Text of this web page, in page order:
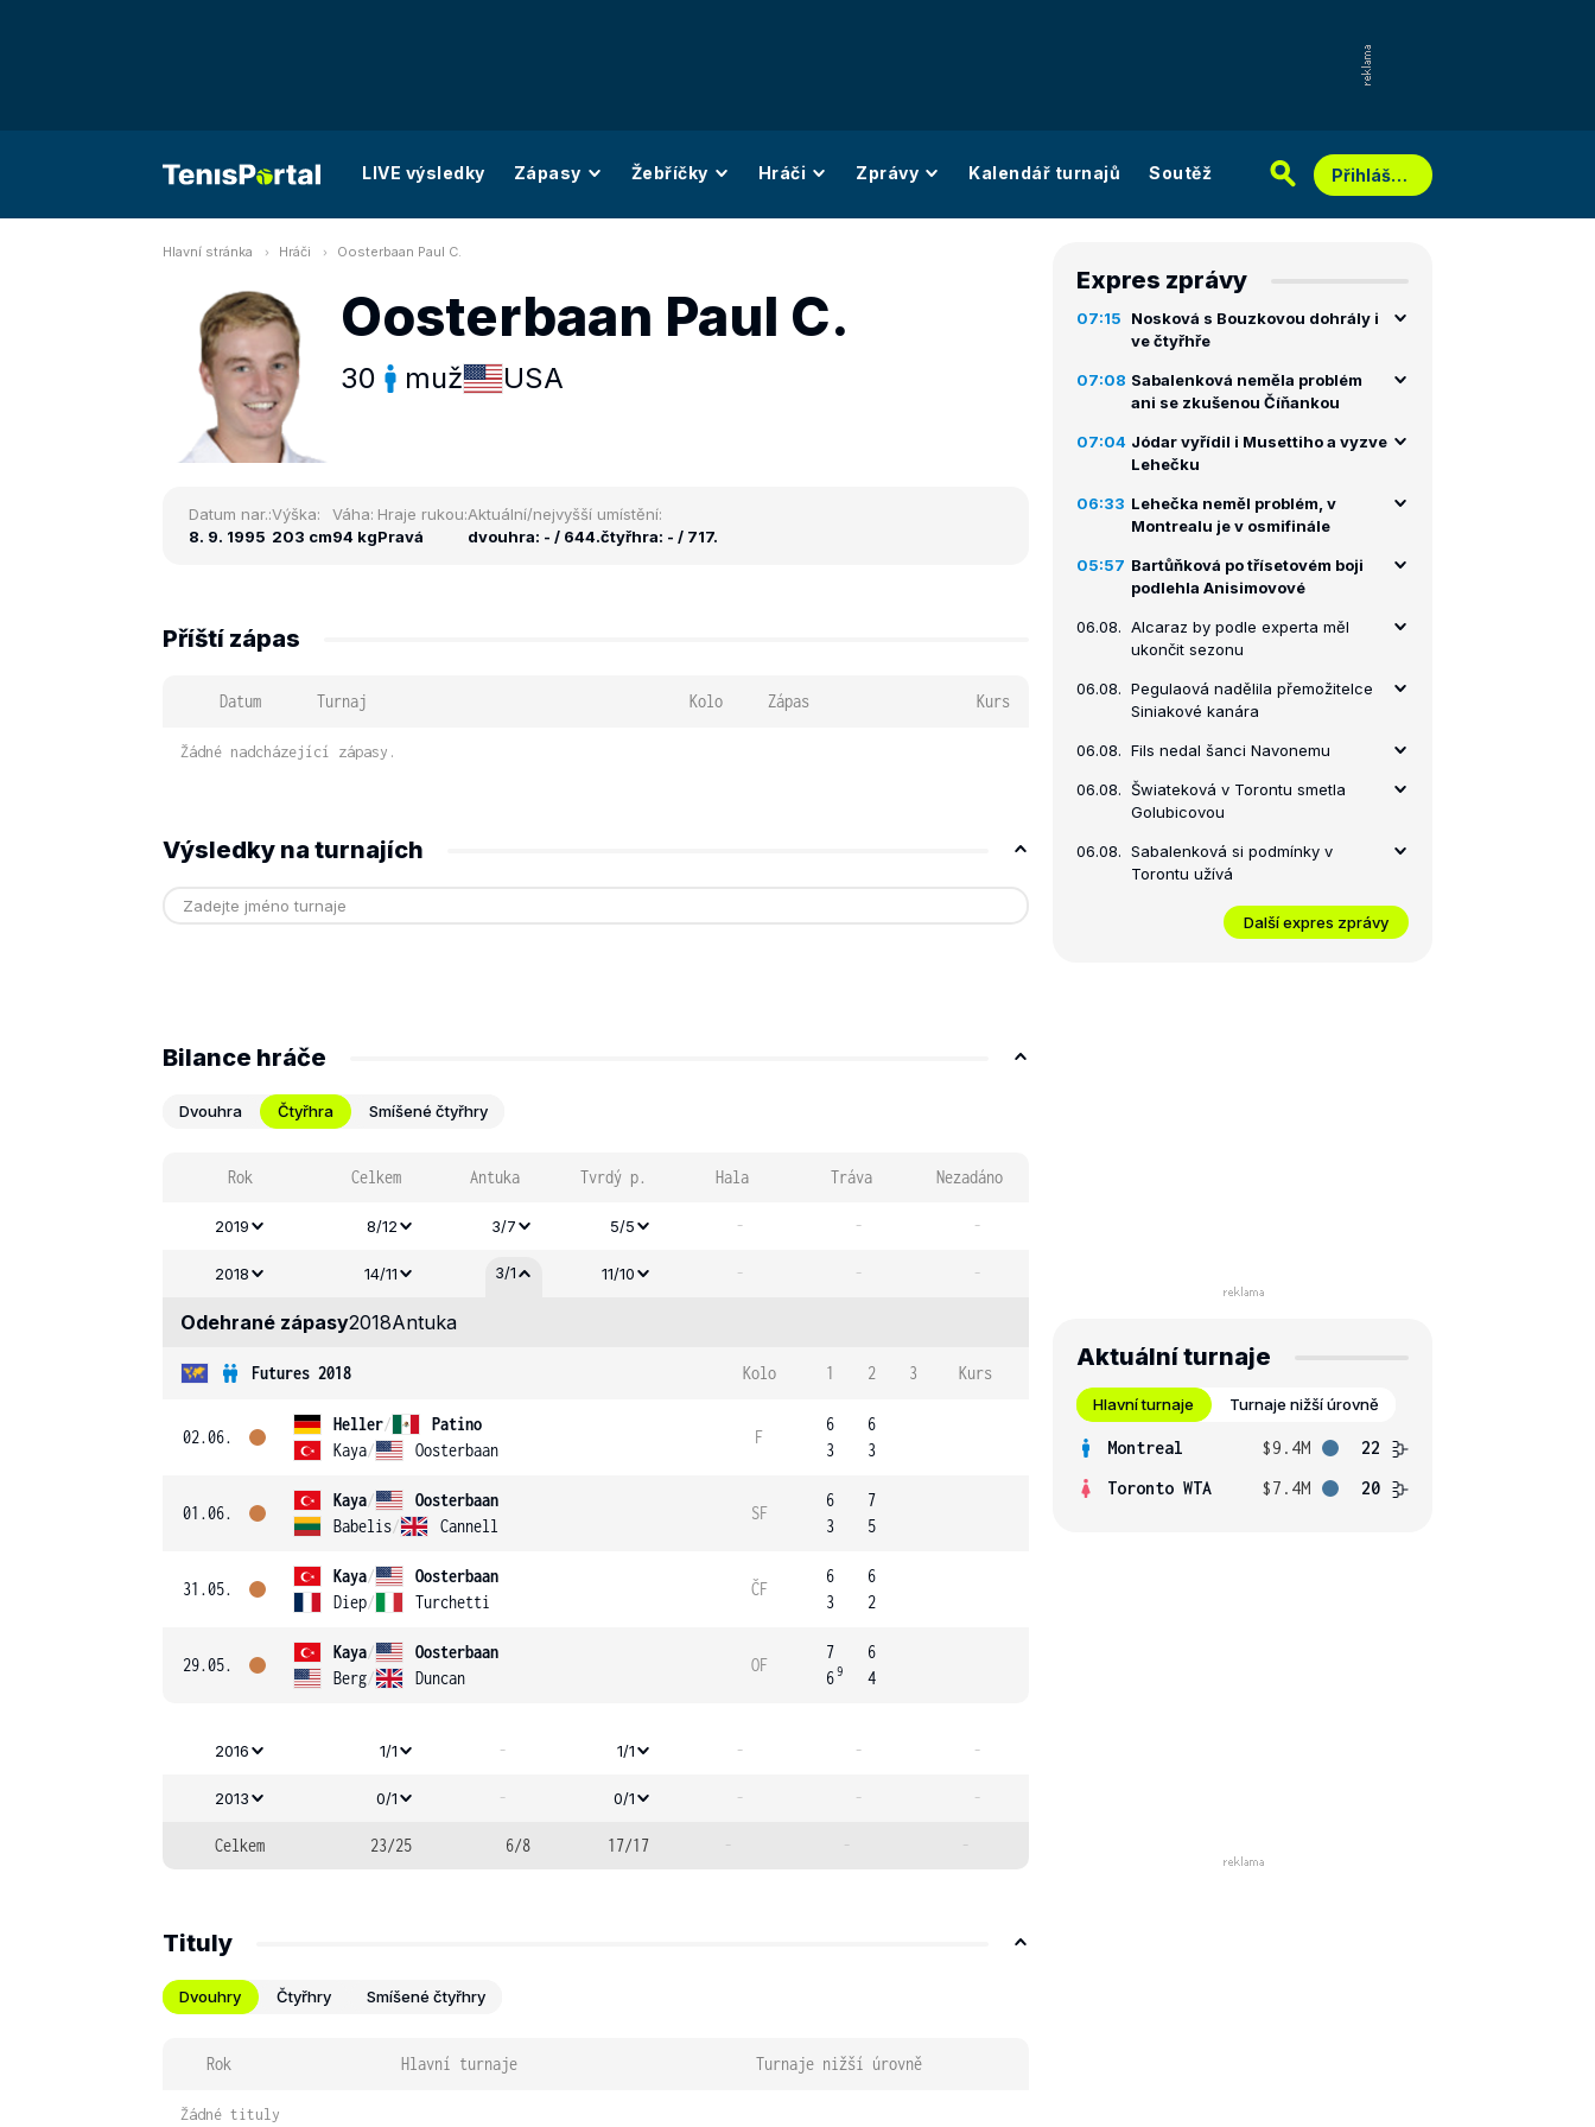
LIVE výsledky Zápasy Žebříčky Hráči Zprávy Kalendář turnajů Soutěž Přihlášení
Hlavní stránka Hráči Oosterbaan Paul C.
Oosterbaan Paul C.
30 muž USA
Datum nar.:
8. 9. 1995
Výška:
203 cm
Váha:
94 kg
Hraje rukou:
Pravá
Aktuální/nejvyšší umístění:
dvouhra: - / 644.čtyřhra: - / 717.
Příští zápas
Datum Turnaj Kolo Zápas Kurs
Žádné nadcházející zápasy.
Výsledky na turnajích
Bilance hráče
Dvouhra Čtyřhra Smíšené čtyřhry
Rok Celkem Antuka Tvrdý p. Hala Tráva Nezadáno
2019 8/12 3/7 5/5 - - -
2018 14/11 3/1 11/10 - - -
Odehrané zápasy2018Antuka
Futures 2018 Kolo 1 2 3 Kurs
02.06.
Heller/
Patino
Kaya/ Oosterbaan
F
6
3
6
3
01.06.
Kaya/
Oosterbaan
Babelis/ Cannell
SF
6
3
7
5
31.05.
Kaya/
Oosterbaan
Diep/ Turchetti
ČF
6
3
6
2
29.05.
Kaya/
Oosterbaan
Berg/ Duncan
OF
7
69
6
4
2016 1/1 - 1/1 - - -
2013 0/1 - 0/1 - - -
Celkem 23/25 6/8 17/17 - - -
Tituly
Dvouhry Čtyřhry Smíšené čtyřhry
Rok Hlavní turnaje Turnaje nižší úrovně
Žádné tituly
Expres zprávy
07:15
Nosková s Bouzkovou dohrály i
ve čtyřhře
07:08 Sabalenková neměla problém
ani se zkušenou Číňankou
07:04 Jódar vyřídil i Musettiho a vyzve
Lehečku
06:33 Lehečka neměl problém, v
Montrealu je v osmifinále
05:57 Bartůňková po třísetovém boji
podlehla Anisimovové
06.08. Alcaraz by podle experta měl
ukončit sezonu
06.08. Pegulaová nadělila přemožitelce
Siniakové kanára
06.08. Fils nedal šanci Navonemu
06.08. Šwiateková v Torontu smetla
Golubicovou
06.08. Sabalenková si podmínky v
Torontu užívá
Další expres zprávy
Aktuální turnaje
Hlavní turnaje Turnaje nižší úrovně
Montreal $9.4M
22
Toronto WTA
$7.4M 20